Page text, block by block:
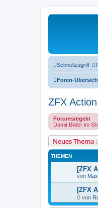
Schnellzugriff
Foren-
ZFX
Forumsregeln
Damit Bilder im
Neues Thema
THEMEN
[ZFX
von
[ZFX
von